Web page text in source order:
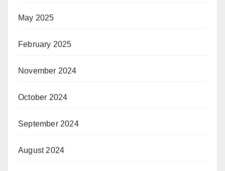
May 2025
February 2025
November 2024
October 2024
September 2024
August 2024